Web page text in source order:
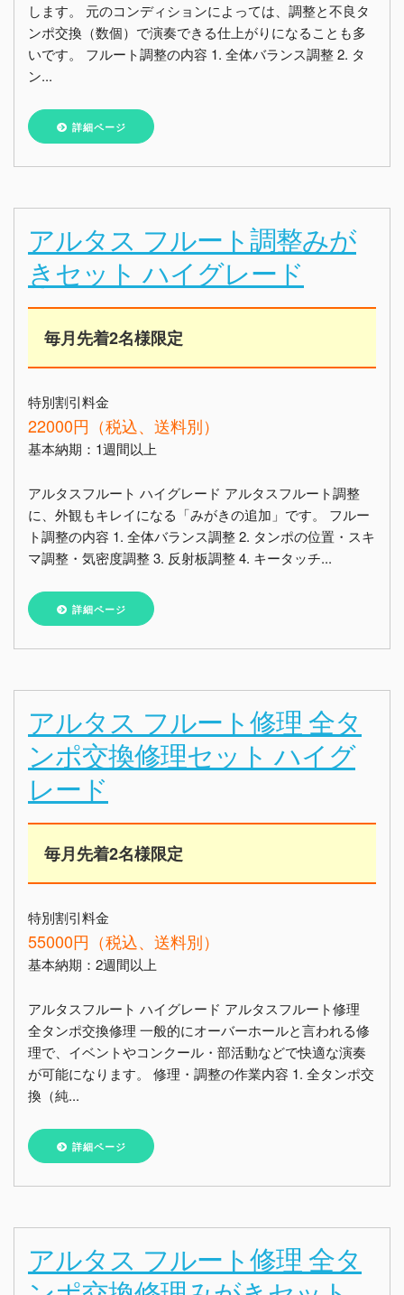
します。 元のコンディションによっては、調整と不良タ
ンポ交換（数個）で演奏できる仕上がりになることも多
いです。 フルート調整の内容 1. 全体バランス調整 2. タ
ン...
詳細ページ
アルタス フルート調整みが
きセット ハイグレード
毎月先着2名様限定
特別割引料金
22000円（税込、送料別）
基本納期：1週間以上
アルタスフルート ハイグレード アルタスフルート調整
に、外観もキレイになる「みがきの追加」です。 フルー
ト調整の内容 1. 全体バランス調整 2. タンポの位置・スキ
マ調整・気密度調整 3. 反射板調整 4. キータッチ...
詳細ページ
アルタス フルート修理 全タ
ンポ交換修理セット ハイグ
レード
毎月先着2名様限定
特別割引料金
55000円（税込、送料別）
基本納期：2週間以上
アルタスフルート ハイグレード アルタスフルート修理
全タンポ交換修理 一般的にオーバーホールと言われる修
理で、イベントやコンクール・部活動などで快適な演奏
が可能になります。 修理・調整の作業内容 1. 全タンポ交
換（純...
詳細ページ
アルタス フルート修理 全タ